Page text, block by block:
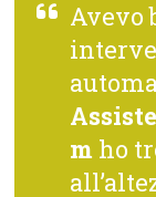
Avevo
m ho